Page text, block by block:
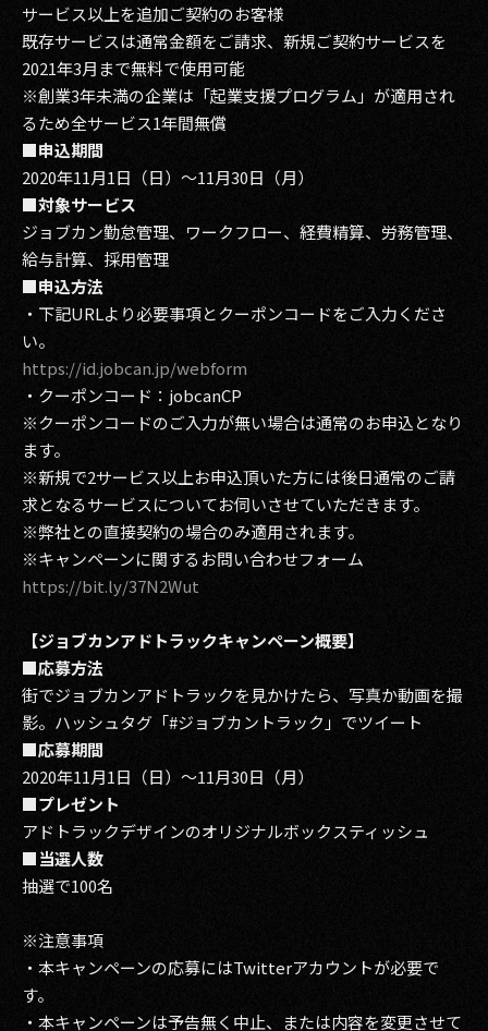
2011
2010
2009
サービス以上を追加ご契約のお客様
既存サービスは通常金額をご請求、新規ご契約サービスを
2021年3月まで無料で使用可能
※創業3年未満の企業は「起業支援プログラム」が適用され
るため全サービス1年間無償
■申込期間
2020年11月1日（日）～11月30日（月）
■対象サービス
ジョブカン勤怠管理、ワークフロー、経費精算、労務管理、
給与計算、採用管理
■申込方法
・下記URLより必要事項とクーポンコードをご入力くださ
い。
https://id.jobcan.jp/webform
・クーポンコード：jobcanCP
※クーポンコードのご入力が無い場合は通常のお申込となり
ます。
※新規で2サービス以上お申込頂いた方には後日通常のご請
求となるサービスについてお伺いさせていただきます。
※弊社との直接契約の場合のみ適用されます。
※キャンペーンに関するお問い合わせフォーム
https://bit.ly/37N2Wut
【ジョブカンアドトラックキャンペーン概要】
■応募方法
街でジョブカンアドトラックを見かけたら、写真か動画を撮
影。ハッシュタグ「#ジョブカントラック」でツイート
■応募期間
2020年11月1日（日）～11月30日（月）
■プレゼント
アドトラックデザインのオリジナルボックスティッシュ
■当選人数
抽選で100名
※注意事項
・本キャンペーンの応募にはTwitterアカウントが必要で
す。
・本キャンペーンは予告無く中止、または内容を変更させて